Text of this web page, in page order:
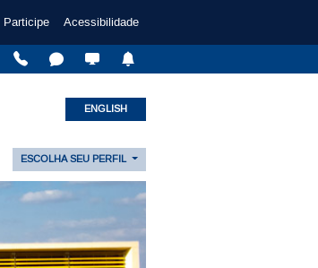
Participe Acessibilidade
ENGLISH
ESCOLHA SEU PERFIL